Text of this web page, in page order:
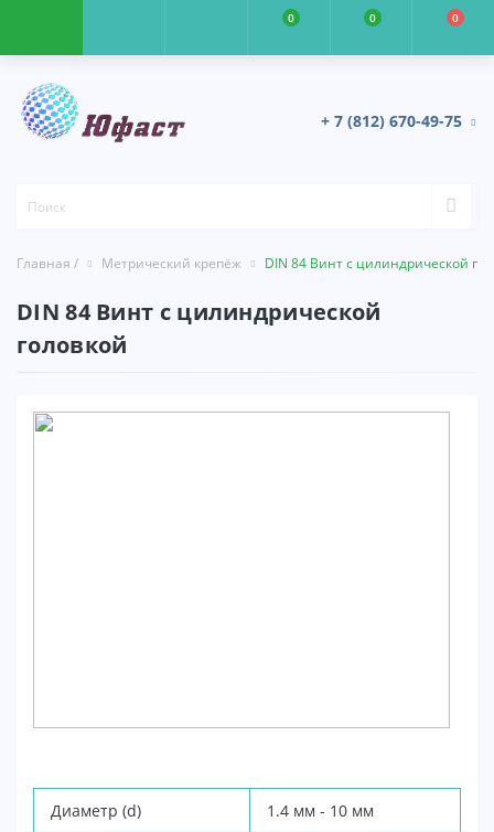
0 0 0
+ 7 (812) 670-49-75
Главная / Метрический крепёж DIN 84 Винт с цилиндрической
DIN 84 Винт с цилиндрической
головкой
Диаметр (d) 1.4 мм - 10 мм